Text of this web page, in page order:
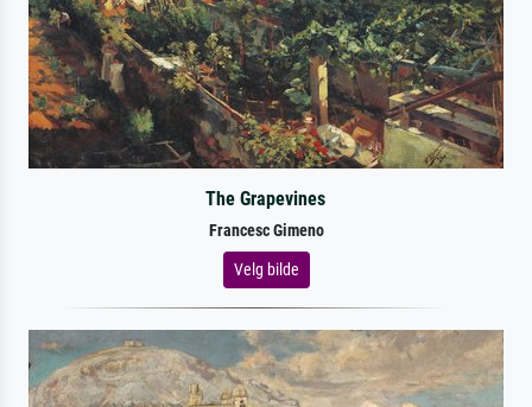
The Grapevines
Francesc Gimeno
Velg bilde